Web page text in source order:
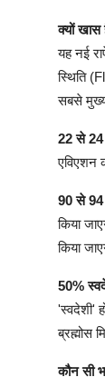
क्यों
यह नई
स्थिति
सबसे मुख्य
22 से
एविएशन
90 से 94
किया
किया
50%
'स्वदेशी'
ब्रह्मोस
कौन सी